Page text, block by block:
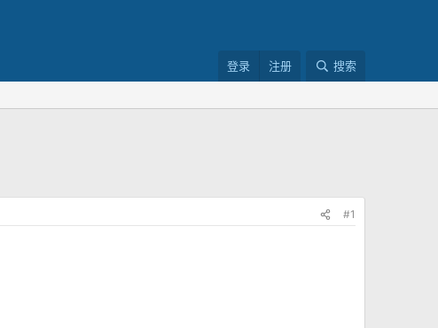
登录 注册 搜索
#1